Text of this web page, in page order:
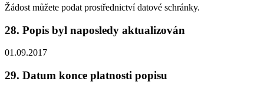
Žádost můžete podat prostřednictví datové schránky.
28. Popis byl naposledy aktualizován
01.09.2017
29. Datum konce platnosti popisu